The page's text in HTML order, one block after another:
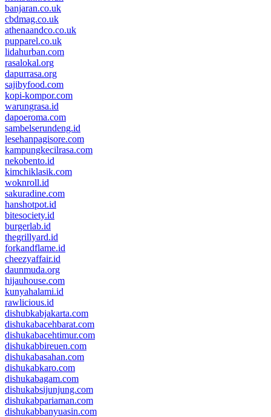
banjaran.co.uk
cbdmag.co.uk
athenaandco.co.uk
pupparel.co.uk
lidahurban.com
rasalokal.org
dapurrasa.org
sajibyfood.com
kopi-kompor.com
warungrasa.id
dapoeroma.com
sambelserundeng.id
lesehanpagisore.com
kampungkecilrasa.com
nekobento.id
kimchiklasik.com
woknroll.id
sakuradine.com
hanshotpot.id
bitesociety.id
burgerlab.id
thegrillyard.id
forkandflame.id
cheezyaffair.id
daunmuda.org
hijauhouse.com
kunyahalami.id
rawlicious.id
dishubkabjakarta.com
dishukabacehbarat.com
dishukabacehtimur.com
dishukabbireuen.com
dishukabasahan.com
dishukabkaro.com
dishukabagam.com
dishukabsijunjung.com
dishukabpariaman.com
dishukabbanyuasin.com